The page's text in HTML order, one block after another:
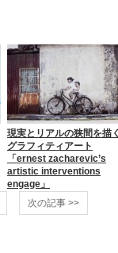
現実とリアルの狭間を描
グラフィティアート
「ernest zacharevic’s
artistic interventions
engage」
次の記事 >>